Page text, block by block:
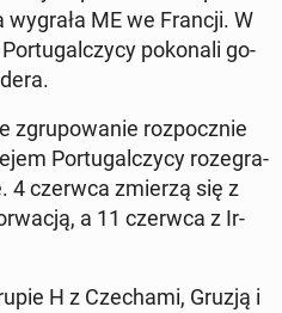
ME we Francji. W
po­ko­na­li go­
zgru­po­wa­nie roz­pocz­nie
Por­tu­gal­czy­cy ro­ze­gra­
4 czerwca zmierzą się z
a 11 czerwca z Ir­
H z Cze­cha­mi, Gruzją i